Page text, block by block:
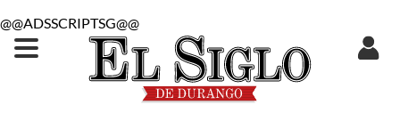
@@ADSSCRIPTSG@@